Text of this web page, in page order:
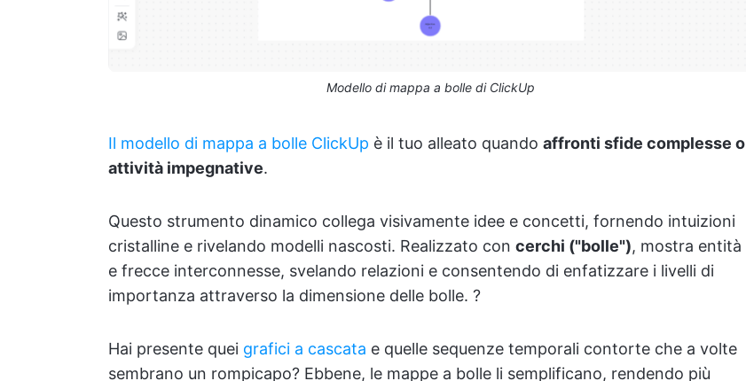
Modello di mappa a bolle di ClickUp
Il modello di mappa a bolle ClickUp è il tuo alleato quando affronti sfide complesse o
attività impegnative.
Questo strumento dinamico collega visivamente idee e concetti, fornendo intuizioni
cristalline e rivelando modelli nascosti. Realizzato con cerchi ("bolle"), mostra entità
e frecce interconnesse, svelando relazioni e consentendo di enfatizzare i livelli di
importanza attraverso la dimensione delle bolle. ?
Hai presente quei grafici a cascata e quelle sequenze temporali contorte che a volte
sembrano un rompicapo? Ebbene, le mappe a bolle li semplificano, rendendo più